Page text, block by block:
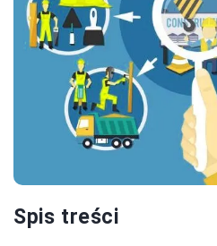
Spis treści